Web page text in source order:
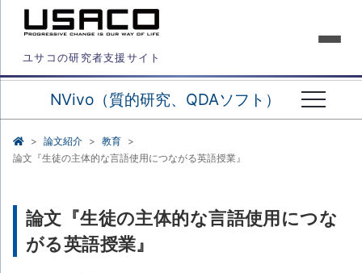
ユサコの研究者支援サイト
NVivo（質的研究、QDAソフト）
論文紹介
教育
論文『生徒の主体的な言語使用につながる英語授業』
論文『生徒の主体的な言語使用につな
がる英語授業』